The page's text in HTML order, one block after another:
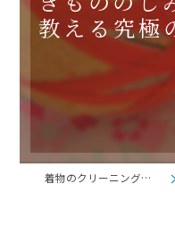
教える究極
着物のクリーニングならきもの洗い リファイン